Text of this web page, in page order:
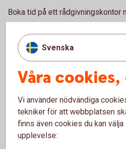
Boka tid på ett rådgivningskontor
Bolån och allt som hör till din
Ditt och din familjs sparande
Pension och personförsäkringar
Betalnings-, finansierings-
för ditt företag
Gör en enklare rådgivning själv.
Logga in och gör digital
Svenska
Våra
Vi använder nödvändiga
tekniker för att webbplatsen
finns även cookies du kan
upplevelse: